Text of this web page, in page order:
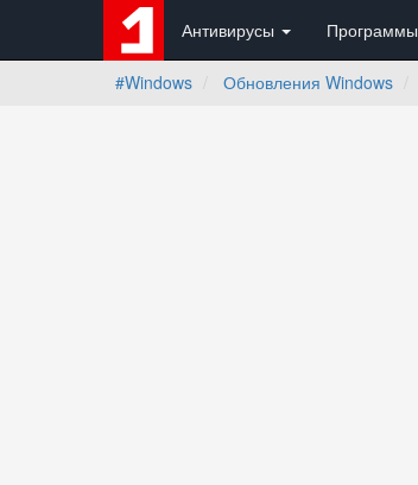
Антивирусы Программы
#Windows Обновления Windows